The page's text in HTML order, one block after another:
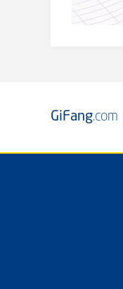
GiFang.com